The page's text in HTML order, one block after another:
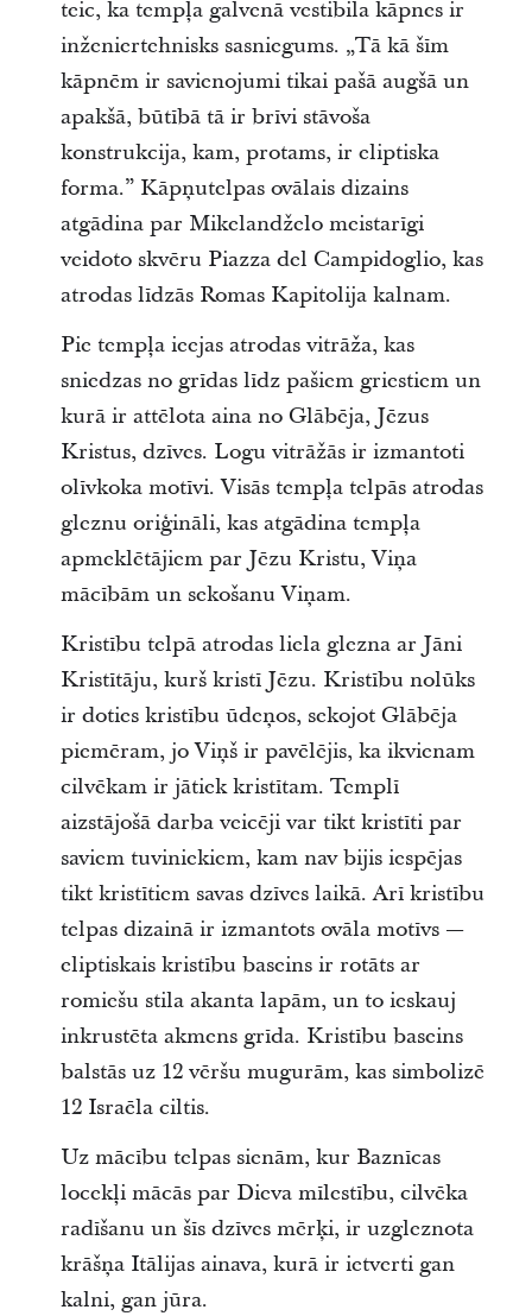
teic, ka tempļa galvenā vestibila kāpnes ir
inženiertehnisks sasniegums. „Tā kā šīm
kāpnēm ir savienojumi tikai pašā augšā un
apakšā, būtībā tā ir brīvi stāvoša
konstrukcija, kam, protams, ir eliptiska
forma.” Kāpņutelpas ovālais dizains
atgādina par Mikelandželo meistarīgi
veidoto skvēru Piazza del Campidoglio, kas
atrodas līdzās Romas Kapitolija kalnam.
Pie tempļa ieejas atrodas vitrāža, kas
sniedzas no grīdas līdz pašiem griestiem un
kurā ir attēlota aina no Glābēja, Jēzus
Kristus, dzīves. Logu vitrāžās ir izmantoti
olīvkoka motīvi. Visās tempļa telpās atrodas
gleznu oriģināli, kas atgādina tempļa
apmeklētājiem par Jēzu Kristu, Viņa
mācībām un sekošanu Viņam.
Kristību telpā atrodas liela glezna ar Jāni
Kristītāju, kurš kristī Jēzu. Kristību nolūks
ir doties kristību ūdeņos, sekojot Glābēja
piemēram, jo Viņš ir pavēlējis, ka ikvienam
cilvēkam ir jātiek kristītam. Templī
aizstājošā darba veicēji var tikt kristīti par
saviem tuviniekiem, kam nav bijis iespējas
tikt kristītiem savas dzīves laikā. Arī kristību
telpas dizainā ir izmantots ovāla motīvs —
eliptiskais kristību baseins ir rotāts ar
romiešu stila akanta lapām, un to ieskauj
inkrustēta akmens grīda. Kristību baseins
balstās uz 12 vēršu mugurām, kas simbolizē
12 Israēla ciltis.
Uz mācību telpas sienām, kur Baznīcas
locekļi mācās par Dieva mīlestību, cilvēka
radīšanu un šīs dzīves mērķi, ir uzgleznota
krāšņa Itālijas ainava, kurā ir ietverti gan
kalni, gan jūra.